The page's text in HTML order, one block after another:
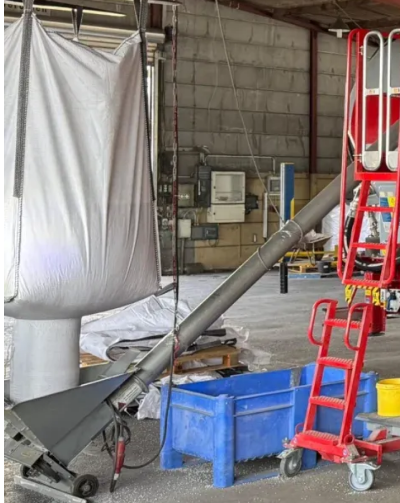
Was ist Rohstoffhandel und warum ist er wichtig?
Rohstoffhandel umfasst die Bereitstellung von Roh- und Hilfsstoffen für
Besonders in der Baustoff- und Kunststoffindustrie ist ein effizienter
und Umweltauflagen
Ein professioneller Rohstoffhandel trägt dazu bei, dass Unternehmen stets
Lösungen für überschüssige oder nicht mehr benötigte Stoffe finden. Dies
effizienter zu nutzen und Kosten zu senken. Darüber hinaus spielt die
und wirtschaftliche Effizienz
Unsere Leistungen
1. Versorgung mit Roh-
Die Peine GmbH versorgt Unternehmen der Baustoff- und
auf Qualität, Zuverlässigkeit und eine termingerechte Lieferung, um einen
Sortiment umfasst verschiedene Rohstoffe, darunter Zuschlagstoffe für
unserer langjährigen Erfahrung und unseres leistungsstarken
Anforderungen unserer
Neben der reinen Lieferung übernehmen wir auch die Lagerung und
sicherzustellen. Unsere modernen Lagerkapazitäten ermöglichen eine
oder Produktionsspitzen